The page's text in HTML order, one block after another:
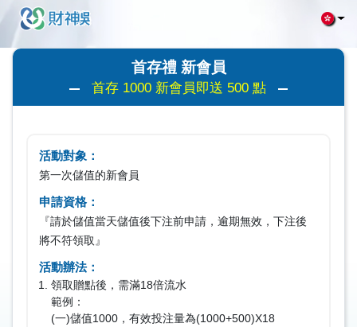
首存禮 新會員
首存 1000 新會員即送 500 點
活動對象：
第一次儲值的新會員
申請資格：
『請於儲值當天儲值後下注前申請，逾期無效，下注後
將不符領取』
活動辦法：
領取贈點後，需滿18倍流水
範例：
(一)儲值1000，有效投注量為(1000+500)X18